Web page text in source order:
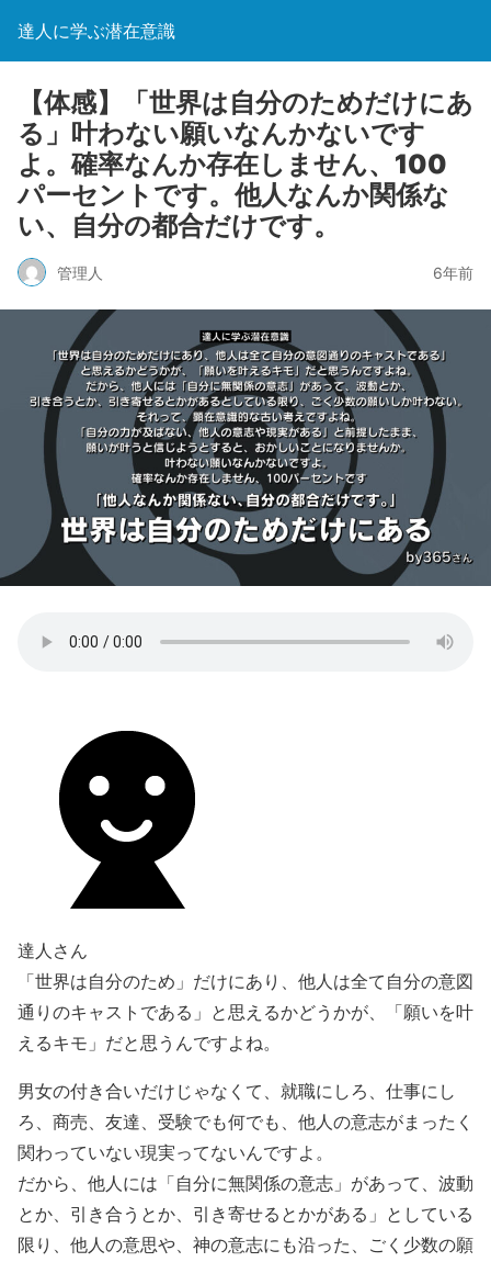
達人に学ぶ潜在意識
【体感】「世界は自分のためだけにあ
る」叶わない願いなんかないです
よ。確率なんか存在しません、100
パーセントです。他人なんか関係な
い、自分の都合だけです。
管理人 6年前
達人さん
「世界は自分のため」だけにあり、他人は全て自分の意図
通りのキャストである」と思えるかどうかが、「願いを叶
えるキモ」だと思うんですよね。
男女の付き合いだけじゃなくて、就職にしろ、仕事にし
ろ、商売、友達、受験でも何でも、他人の意志がまったく
関わっていない現実ってないんですよ。
だから、他人には「自分に無関係の意志」があって、波動
とか、引き合うとか、引き寄せるとかがある」としている
限り、他人の意思や、神の意志にも沿った、ごく少数の願